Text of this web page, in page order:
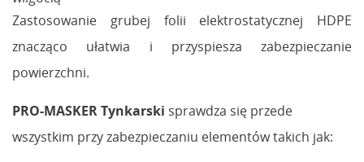
Zastosowanie grubej folii elektrostatycznej HDPE
znacząco ułatwia i przyspiesza zabezpieczanie
powierzchni.
PRO-MASKER Tynkarski sprawdza się przede
wszystkim przy zabezpieczaniu elementów takich jak: